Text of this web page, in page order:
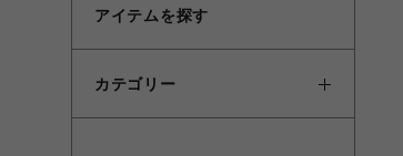
アイテムを探す
カテゴリー